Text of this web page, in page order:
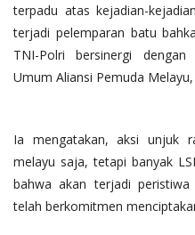
terpadu atas kejadian-
terjadi pelemparan batu
TNI-Polri bersinergi
Umum Aliansi Pemuda
Ia mengatakan, aksi unjuk
melayu saja, tetapi banyak
bahwa akan terjadi
telah berkomitmen